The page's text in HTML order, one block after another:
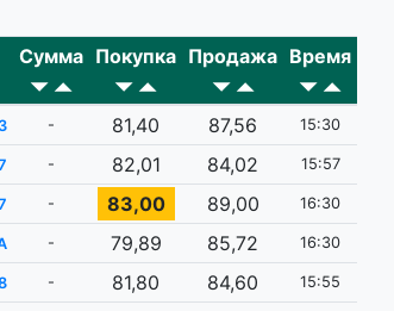
Сумма Покупка Продажа Время
- 81,40 87,56 15:30
- 82,01 84,02 15:57
- 83,00 89,00 16:30
- 79,89 85,72 16:30
- 81,80 84,60 15:55